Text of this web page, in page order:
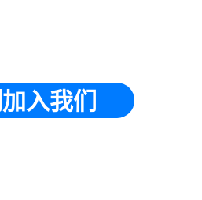
入我们